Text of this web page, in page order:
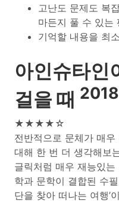
고난도 문제도 복
마든지 풀 수 있는
기억할 내용을 최
아인슈타인
걸을 때
★★★★☆
전반적으로 문체가 매
대해 한 번 더 생각해보
글릭처럼 매우 재능있
학과 문학이 결합된 수
단을 찾아 떠나는 여행’